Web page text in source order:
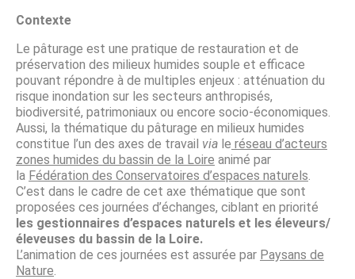
Contexte
Le pâturage est une pratique de restauration et de
préservation des milieux humides souple et efficace
pouvant répondre à de multiples enjeux : atténuation du
risque inondation sur les secteurs anthropisés,
biodiversité, patrimoniaux ou encore socio-économiques.
Aussi, la thématique du pâturage en milieux humides
constitue l’un des axes de travail via le réseau d’acteurs
zones humides du bassin de la Loire animé par
la Fédération des Conservatoires d’espaces naturels.
C’est dans le cadre de cet axe thématique que sont
proposées ces journées d’échanges, ciblant en priorité
les gestionnaires d’espaces naturels et les éleveurs/
éleveuses du bassin de la Loire.
L’animation de ces journées est assurée par Paysans de
Nature.